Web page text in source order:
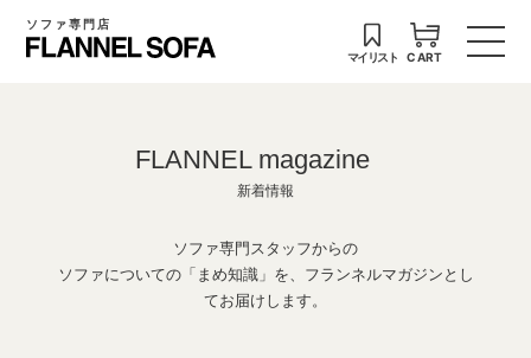
ソファ専門店
マイリスト CART
FLANNEL magazine
新着情報
ソファ専門スタッフからの
ソファについての「まめ知識」を、フランネルマガジンとし
てお届けします。